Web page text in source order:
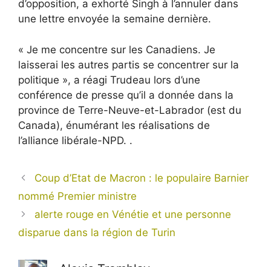
d’opposition, a exhorté Singh à l’annuler dans
une lettre envoyée la semaine dernière.
« Je me concentre sur les Canadiens. Je
laisserai les autres partis se concentrer sur la
politique », a réagi Trudeau lors d’une
conférence de presse qu’il a donnée dans la
province de Terre-Neuve-et-Labrador (est du
Canada), énumérant les réalisations de
l’alliance libérale-NPD. .
Coup d’Etat de Macron : le populaire Barnier
nommé Premier ministre
alerte rouge en Vénétie et une personne
disparue dans la région de Turin